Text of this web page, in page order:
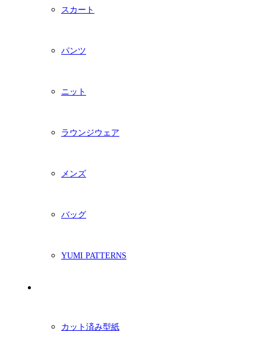
スカート
パンツ
ニット
ラウンジウェア
メンズ
バッグ
YUMI PATTERNS
カット済み型紙